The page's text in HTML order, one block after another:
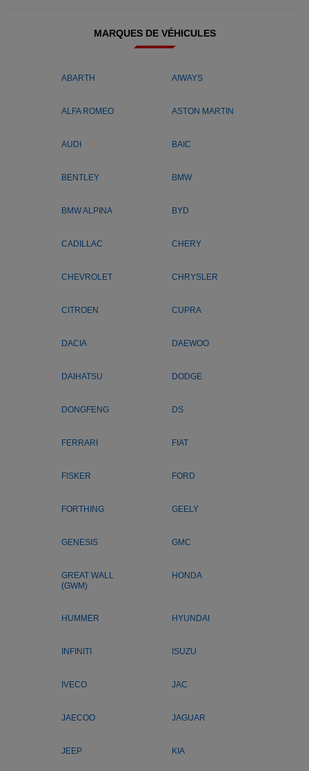
MARQUES DE VÉHICULES
ABARTH AIWAYS
ALFA ROMEO ASTON MARTIN
AUDI BAIC
BENTLEY BMW
BMW ALPINA BYD
CADILLAC CHERY
CHEVROLET CHRYSLER
CITROEN CUPRA
DACIA DAEWOO
DAIHATSU DODGE
DONGFENG DS
FERRARI FIAT
FISKER FORD
FORTHING GEELY
GENESIS GMC
GREAT WALL
(GWM)
HONDA
HUMMER HYUNDAI
INFINITI ISUZU
IVECO JAC
JAECOO JAGUAR
JEEP KIA